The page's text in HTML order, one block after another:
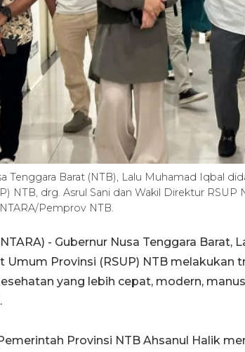
Tenggara Barat (NTB), Lalu Muhamad Iqbal
NTB, drg. Asrul Sani dan Wakil Direktur
Pemprov NTB.
- Gubernur Nusa Tenggara Barat,
Umum Provinsi (RSUP) NTB melakukan
yang lebih cepat, modern,
Provinsi NTB Ahsanul Halik